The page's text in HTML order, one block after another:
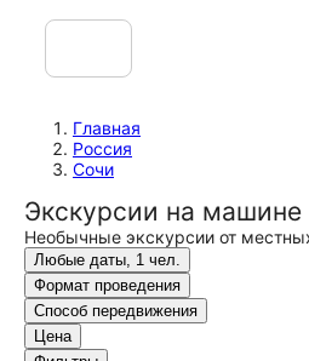
Главная
Россия
Сочи
Экскурсии на машине
Необычные экскурсии от
Любые даты, 1 чел.
Формат проведения
Способ передвижения
Цена